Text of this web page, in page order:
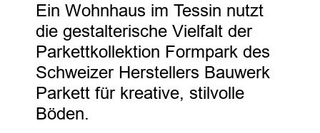
Ein Wohnhaus im Tessin nutzt
die gestalterische Vielfalt der
Parkettkollektion Formpark des
Schweizer Herstellers Bauwerk
Parkett für kreative, stilvolle
Böden.